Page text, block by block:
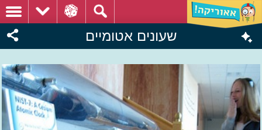
שעונים אטומיים